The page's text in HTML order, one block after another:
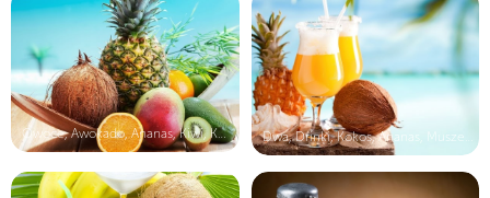
Owoce, Awokado, Ananas, Kiwi, Kokos... Dwa, Drinki, Kokos, Ananas, Muszelka